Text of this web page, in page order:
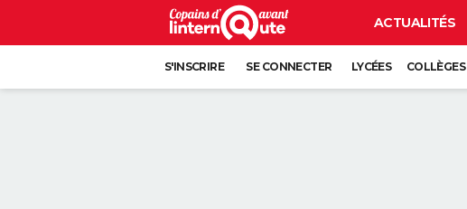
ACTUALITÉS
S'INSCRIRE SE CONNECTER LYCÉES COLLÈGES